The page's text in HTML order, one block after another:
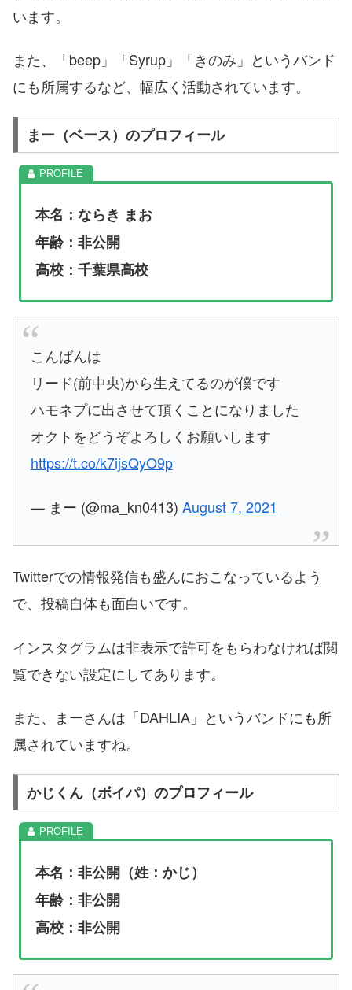
います。
また、「beep」「Syrup」「きのみ」というバンド
にも所属するなど、幅広く活動されています。
まー（ベース）のプロフィール
本名：ならき まお
年齢：非公開
高校：千葉県高校
こんばんは
リード(前中央)から生えてるのが僕です
ハモネプに出させて頂くことになりました
オクトをどうぞよろしくお願いします
https://t.co/k7ijsQyO9p
— まー (@ma_kn0413) August 7, 2021
Twitterでの情報発信も盛んにおこなっているよう
で、投稿自体も面白いです。
インスタグラムは非表示で許可をもらわなければ閲
覧できない設定にしてあります。
また、まーさんは「DAHLIA」というバンドにも所
属されていますね。
かじくん（ボイパ）のプロフィール
本名：非公開（姓：かじ）
年齢：非公開
高校：非公開